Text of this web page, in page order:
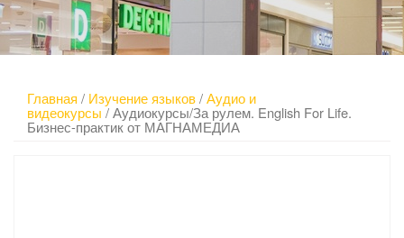
Главная / Изучение языков/Аудио и
видеокурсы/ Аудиокурсы/За рулем. English For Life.
Бизнес-практик от МАГНАМЕДИА